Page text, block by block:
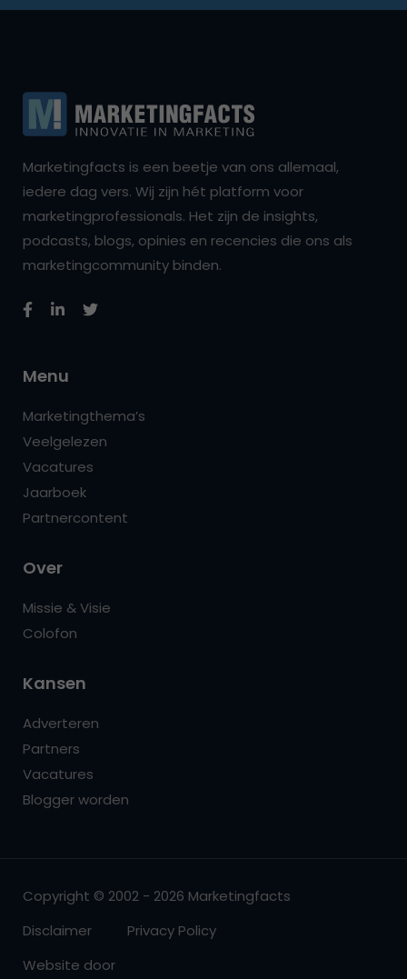
Marketingfacts is een beetje van ons allemaal,
iedere dag vers. Wij zijn hét platform voor
marketingprofessionals. Het zijn de insights,
podcasts, blogs, opinies en recencies die ons als
marketingcommunity binden.
Menu
Marketingthema’s
Veelgelezen
Vacatures
Jaarboek
Partnercontent
Over
Missie & Visie
Colofon
Kansen
Adverteren
Partners
Vacatures
Blogger worden
Copyright © 2002 - 2026 Marketingfacts
Disclaimer
Privacy Policy
Website door